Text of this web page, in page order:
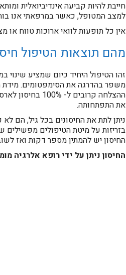
חייבת להיות קביעה אינדיביואלית
למצב המטופל, כאשר במרפאתי אנו
אין כל תופעות לוואי ארוכות טווח או
מהם תוצאות הטיפול
זהו הטיפול היחיד כיום שמציע שינוי
משפר בהדרגה את הסימפטומים. מידת
ההצלחה
את התפתחותה.
ניתן לתת את החיסונים בכל גיל, הם
בזריזות על מיטת הטיפולים
החיסון יש להמתין מספר דקות ואז
החיסון ניתן על ידי רופא אלרגיה